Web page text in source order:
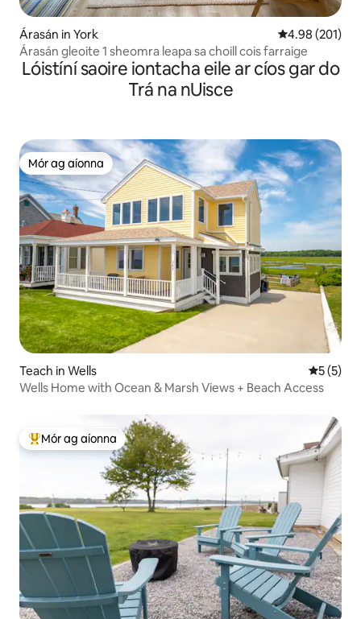
Árasán in York Meánrátáil
4.98 (201)
Árasán gleoite 1 sheomra leapa sa choill cois farraige
Lóistíní saoire iontacha eile ar cíos gar do
Trá na nUisce
Mór ag aíonna
Mór ag aíonna
Teach in Wells
5 (5)
Wells Home with Ocean & Marsh Views + Beach Access
An-mhór ag aíonna
Mór ag aíonna